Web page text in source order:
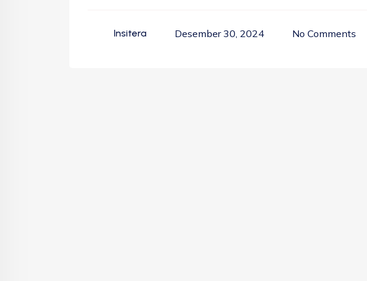
Insitera Desember 30, 2024 No Comments